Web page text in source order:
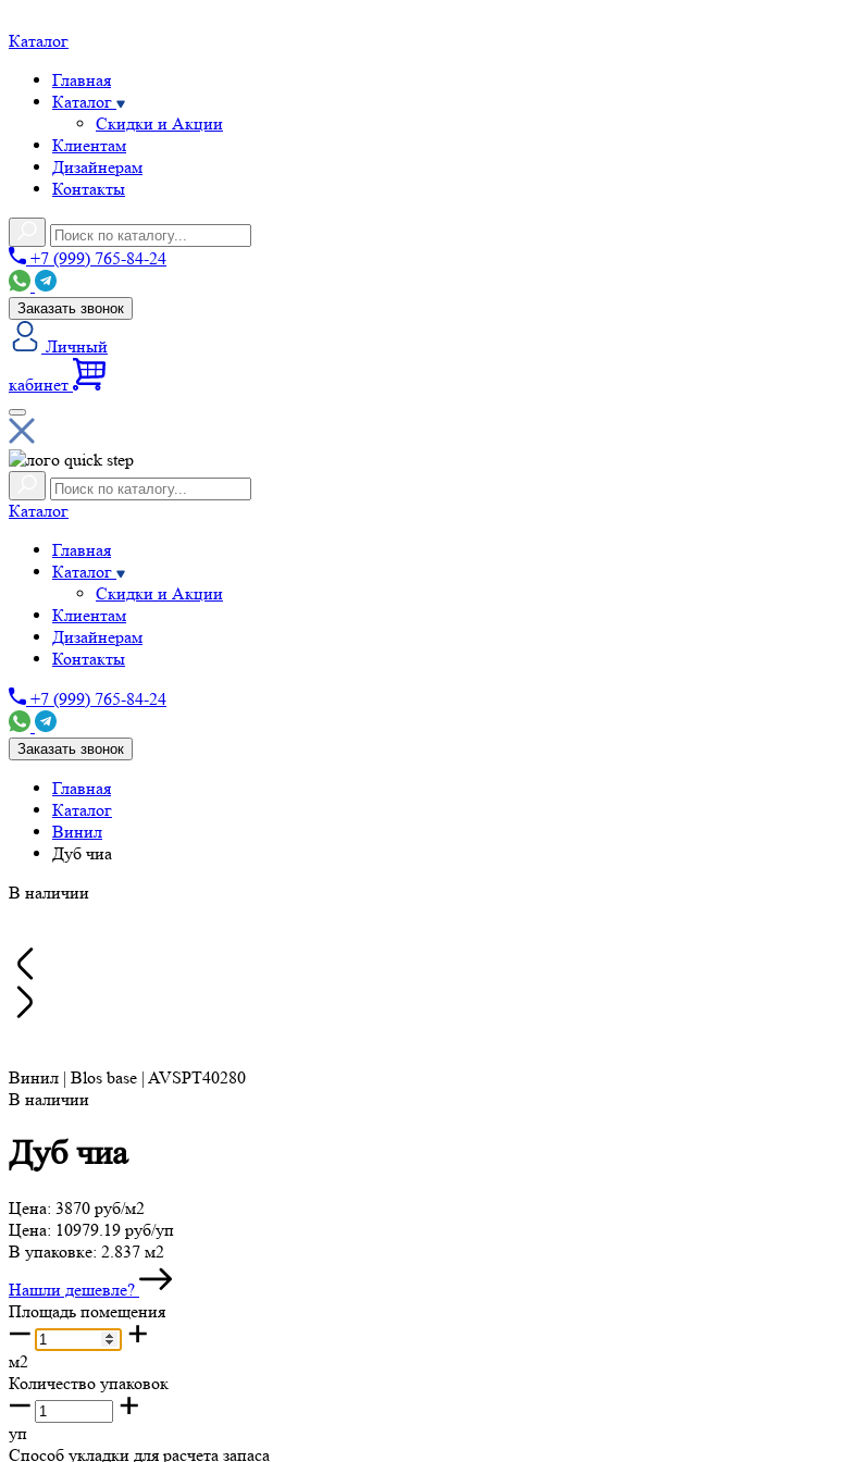
Каталог
Главная
Каталог
Скидки и Акции
Клиентам
Дизайнерам
Контакты
+7 (999) 765-84-24
Заказать звонок
Личный
кабинет
Каталог
Главная
Каталог
Скидки и Акции
Клиентам
Дизайнерам
Контакты
+7 (999) 765-84-24
Заказать звонок
Главная
Каталог
Винил
Дуб чиа
В наличии
Винил | Blos base | AVSPT40280
В наличии
Дуб чиа
Цена: 3870 руб/м2
Цена: 10979.19 руб/уп
В упаковке: 2.837 м2
Нашли дешевле?
Площадь помещения
м2
Количество упаковок
уп
Способ укладки для расчета запаса